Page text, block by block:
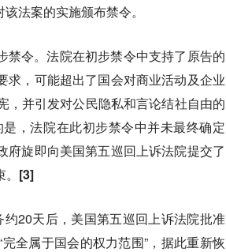
法案的实施颁布禁令。
令。法院在初步禁令中支持了原告的
求，可能超出了国会对商业活动及企业
，并引发对公民隐私和言论结社自由的
，法院在此初步禁令中并未最终确定
旋即向美国第五巡回上诉法院提交了
[3]
20天后，美国第五巡回上诉法院批准
全属于国会的权力范围”，据此重新恢